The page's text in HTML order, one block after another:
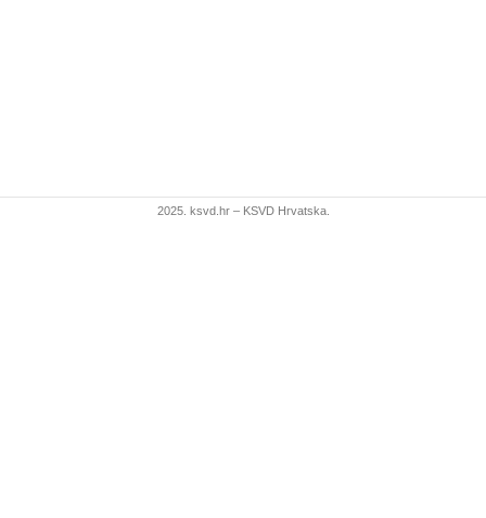
2025. ksvd.hr – KSVD Hrvatska.